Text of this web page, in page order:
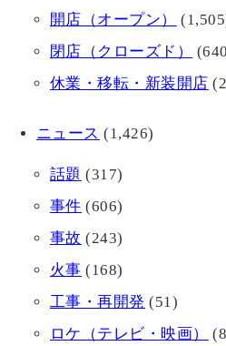
開店（オープン）
閉店（クローズド）
休業・移転・新装開店
ニュース (1,426)
話題 (317)
事件 (606)
事故 (243)
火事 (168)
工事・再開発 (51)
ロケ（テレビ・映画）